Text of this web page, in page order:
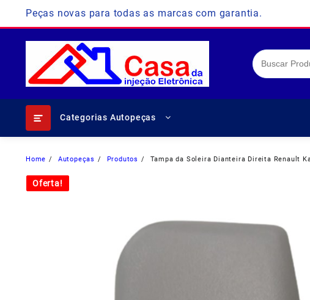
content
Peças novas para todas as marcas com garantia.
Categorias Autopeças
Home Autopeças Produtos Tampa da Soleira Dianteira Direita Renault
Oferta!
Oferta!